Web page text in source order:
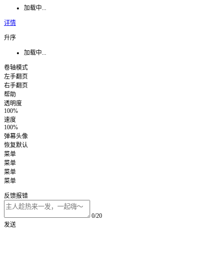
加载中...
详情
升序
加载中...
卷轴模式
左手翻页
右手翻页
帮助
透明度
100%
速度
100%
弹幕头像
恢复默认
菜单
菜单
菜单
菜单
反馈报错
0/20
发送